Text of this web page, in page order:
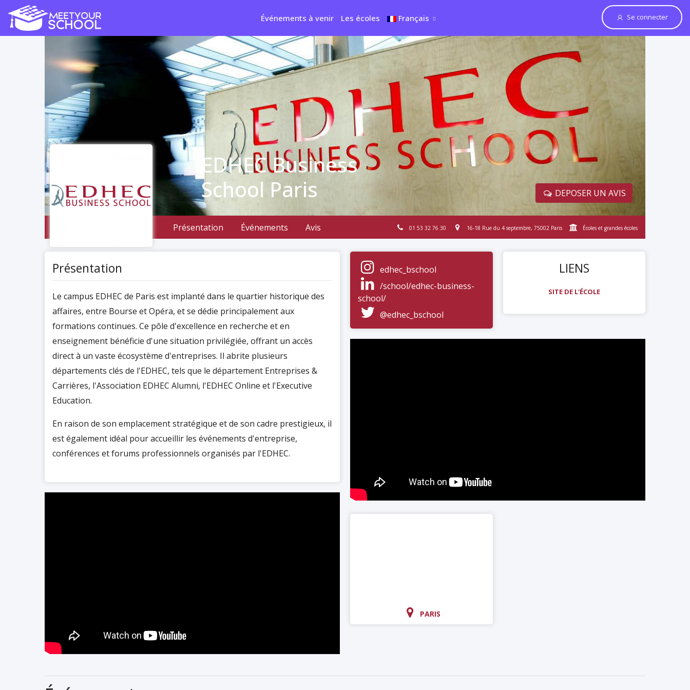
Événements à venir Les écoles Français Se connecter
DEPOSER UN AVIS
EDHEC Business
School Paris
Présentation Événements Avis 01 53 32 76 30 16-18 Rue du 4 septembre, 75002 Paris Écoles et grandes écoles
Présentation
Le campus EDHEC de Paris est implanté dans le quartier historique des
affaires, entre Bourse et Opéra, et se dédie principalement aux
formations continues. Ce pôle d'excellence en recherche et en
enseignement bénéficie d'une situation privilégiée, offrant un accès
direct à un vaste écosystème d'entreprises. Il abrite plusieurs
départements clés de l'EDHEC, tels que le département Entreprises &
Carrières, l'Association EDHEC Alumni, l'EDHEC Online et l'Executive
Education.
En raison de son emplacement stratégique et de son cadre prestigieux, il
est également idéal pour accueillir les événements d'entreprise,
conférences et forums professionnels organisés par l'EDHEC.
edhec_bschool
/school/edhec-business-
school/
@edhec_bschool
LIENS
SITE DE L'ÉCOLE
PARIS